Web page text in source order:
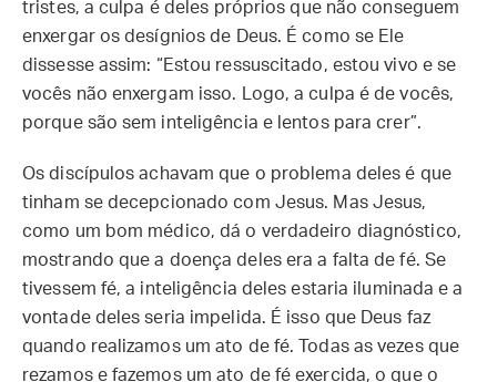
tristes, a culpa é deles próprios que não conseguem
enxergar os desígnios de Deus. É como se Ele
dissesse assim: “Estou ressuscitado, estou vivo e se
vocês não enxergam isso. Logo, a culpa é de vocês,
porque são sem inteligência e lentos para crer”.
Os discípulos achavam que o problema deles é que
tinham se decepcionado com Jesus. Mas Jesus,
como um bom médico, dá o verdadeiro diagnóstico,
mostrando que a doença deles era a falta de fé. Se
tivessem fé, a inteligência deles estaria iluminada e a
vontade deles seria impelida. É isso que Deus faz
quando realizamos um ato de fé. Todas as vezes que
rezamos e fazemos um ato de fé exercida, o que o